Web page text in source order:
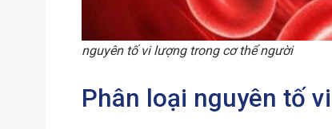
nguyên tố vi lượng trong cơ thể người
Phân loại nguyên tố